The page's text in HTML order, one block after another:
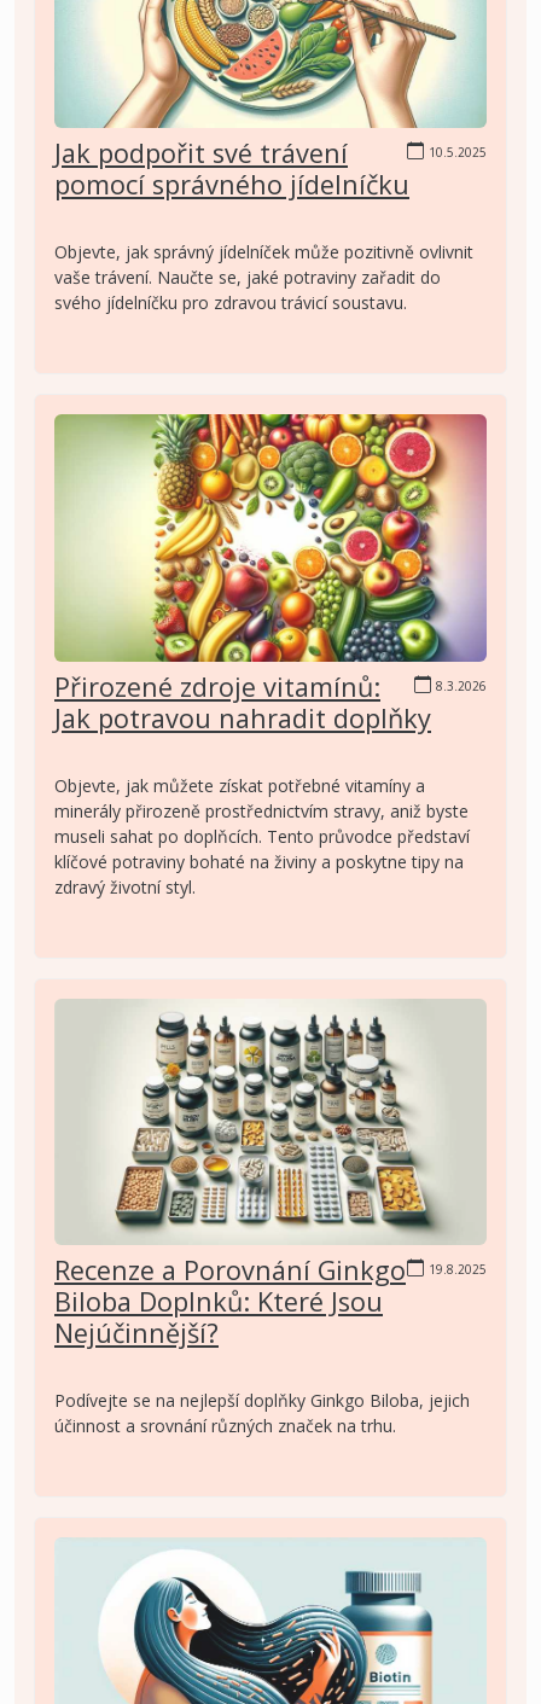
10.5.2025
Jak podpořit své trávení
pomocí správného jídelníčku
Objevte, jak správný jídelníček může pozitivně ovlivnit
vaše trávení. Naučte se, jaké potraviny zařadit do
svého jídelníčku pro zdravou trávicí soustavu.
8.3.2026
Přirozené zdroje vitamínů:
Jak potravou nahradit doplňky
Objevte, jak můžete získat potřebné vitamíny a
minerály přirozeně prostřednictvím stravy, aniž byste
museli sahat po doplňcích. Tento průvodce představí
klíčové potraviny bohaté na živiny a poskytne tipy na
zdravý životní styl.
19.8.2025
Recenze a Porovnání Ginkgo
Biloba Doplnků: Které Jsou
Nejúčinnější?
Podívejte se na nejlepší doplňky Ginkgo Biloba, jejich
účinnost a srovnání různých značek na trhu.